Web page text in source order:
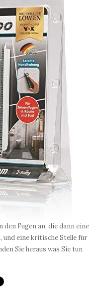
Fugen an, die dann eine
und eine kritische Stelle für
Sie heraus was Sie tun